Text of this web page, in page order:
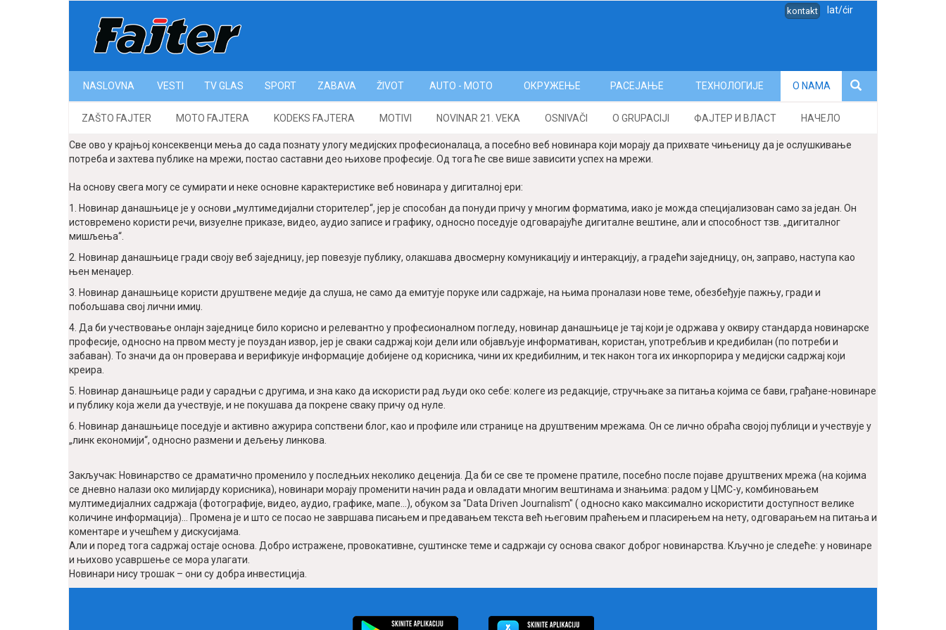
kontakt lat/ćir
NASLOVNA VESTI ТV GLAS SPORT ZABAVA ŽIVOT AUTO - MOTO ОКРУЖЕЊЕ РАСЕЈАЊЕ ТЕХНОЛОГИЈЕ O NAMA
ZAŠTO FAJTER MOTO FAJTERA KODEKS FAJTERA MOTIVI NOVINAR 21. VEKA OSNIVAČI O GRUPACIJI ФАЈТЕР И ВЛАСТ НАЧЕЛО
НОВИНАР 21.ВЕКА
Све ово у крајњој консеквенци мења до сада познату улогу медијских професионалаца, а посебно веб новинара који морају да прихвате чињеницу да је ослушкивање
потреба и захтева публике на мрежи, постао саставни део њихове професије. Од тога ће све више зависити успех на мрежи.
На основу свега могу се сумирати и неке основне карактеристике веб новинара у дигиталној ери:
1. Новинар данашњице је у основи „мултимедијални сторителер“, јер је способан да понуди причу у многим форматима, иако је можда специјализован само за један. Он
истовремено користи речи, визуелне приказе, видео, аудио записе и графику, односно поседује одговарајуће дигиталне вештине, али и способност тзв. „дигиталног
мишљења“.
2. Новинар данашњице гради своју веб заједницу, јер повезује публику, олакшава двосмерну комуникацију и интеракцију, а градећи заједницу, он, заправо, наступа као
њен менаџер.
3. Новинар данашњице користи друштвене медије да слуша, не само да емитује поруке или садржаје, на њима проналази нове теме, обезбеђује пажњу, гради и
побољшава свој лични имиџ.
4. Да би учествовање онлајн заједнице било корисно и релевантно у професионалном погледу, новинар данашњице је тај који је одржава у оквиру стандарда новинарске
професије, односно на првом месту је поуздан извор, јер је сваки садржај који дели или објављује информативан, користан, употребљив и кредибилан (по потреби и
забаван). То значи да он проверава и верификује информације добијене од корисника, чини их кредибилним, и тек након тога их инкорпорира у медијски садржај који
креира.
5. Новинар данашњице ради у сарадњи с другима, и зна како да искористи рад људи око себе: колегe из редакције, стручњакe за питања којима се бави, грађане-новинаре
и публику која жели да учествује, и не покушава да покрене сваку причу од нуле.
6. Новинар данашњице поседује и активно ажурира сопствени блог, као и профиле или странице на друштвеним мрежама. Он се лично обраћа својој публици и учествује у
„линк економији“, односно размени и дељењу линкова.
Закључак: Новинарство се драматично променило у последњих неколико деценија. Да би се све те промене пратиле, посебно после појаве друштвених мрежа (на којима
се дневно налази око милијарду корисника), новинари морају променити начин рада и овладати многим вештинама и знањима: радом у ЦМС-у, комбиновањем
мултимедијалних садржаја (фотографије, видео, аудио, графике, мапе...), обуком за "Data Driven Journalism" ( oдносно како максимално искористити доступност велике
количине информација)... Промена је и што се посао не завршава писањем и предавањем текста већ његовим праћењем и пласирењем на нету, одговарањем на питања и
коментаре и учешћем у дискусијама.
Али и поред тога садржај остаје основа. Добро истражене, провокативне, суштинске теме и садржаји су основа сваког доброг новинарства. Кључно је следеће: у новинаре
и њихово усавршење се мора улагати.
Новинари нису трошак – они су добра инвестиција.